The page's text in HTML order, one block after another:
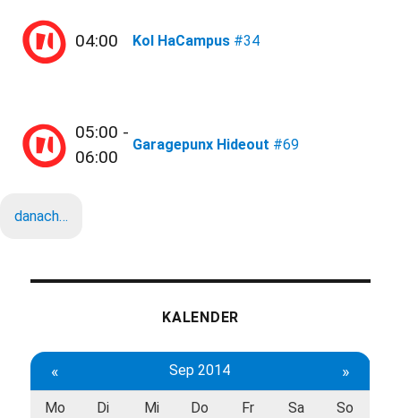
04:00 Kol HaCampus #34
05:00 -
06:00
Garagepunx Hideout #69
danach…
KALENDER
« Sep 2014 »
Mo Di Mi Do Fr Sa So